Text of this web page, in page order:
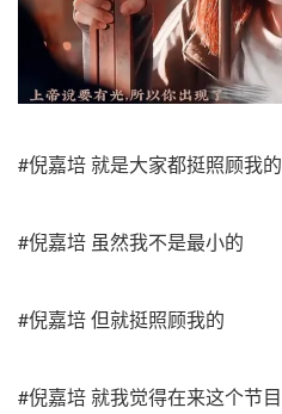
#倪嘉培 就是大家都挺照顾我的
#倪嘉培 虽然我不是最小的
#倪嘉培 但就挺照顾我的
#倪嘉培 就我觉得在来这个节目